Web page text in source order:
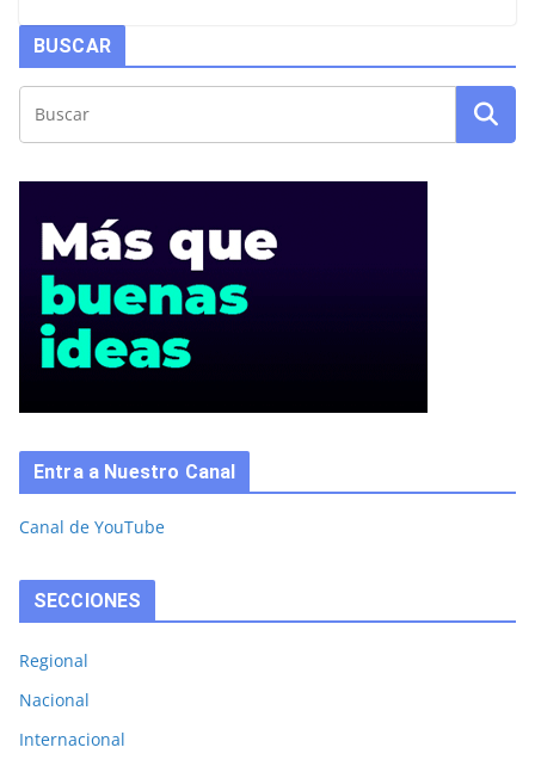
BUSCAR
Entra a Nuestro Canal
Canal de YouTube
SECCIONES
Regional
Nacional
Internacional